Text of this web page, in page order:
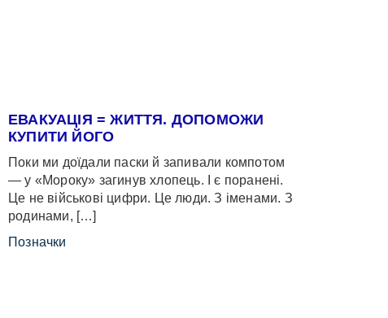
ЕВАКУАЦІЯ = ЖИТТЯ. ДОПОМОЖИ
КУПИТИ ЙОГО
Поки ми доїдали паски й запивали компотом
— у «Мороку» загинув хлопець. І є поранені.
Це не військові цифри. Це люди. З іменами. З
родинами, […]
Позначки